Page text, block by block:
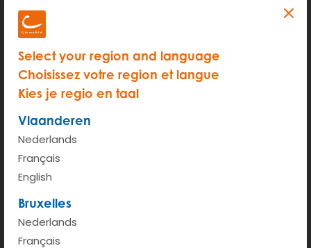
Select your region and language
Choisissez votre region et langue
Kies je regio en taal
Vlaanderen
Nederlands
Français
English
Bruxelles
Nederlands
Français